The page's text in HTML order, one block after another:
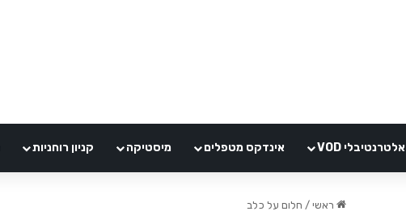
אלטרנטיבלי VOD אינדקס מטפלים מיסטיקה קניון רוחניות
ראשי / חלום על כלב